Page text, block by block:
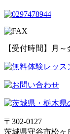
【受付時間】月
〒302-0127
茨城県守谷市松ヶ